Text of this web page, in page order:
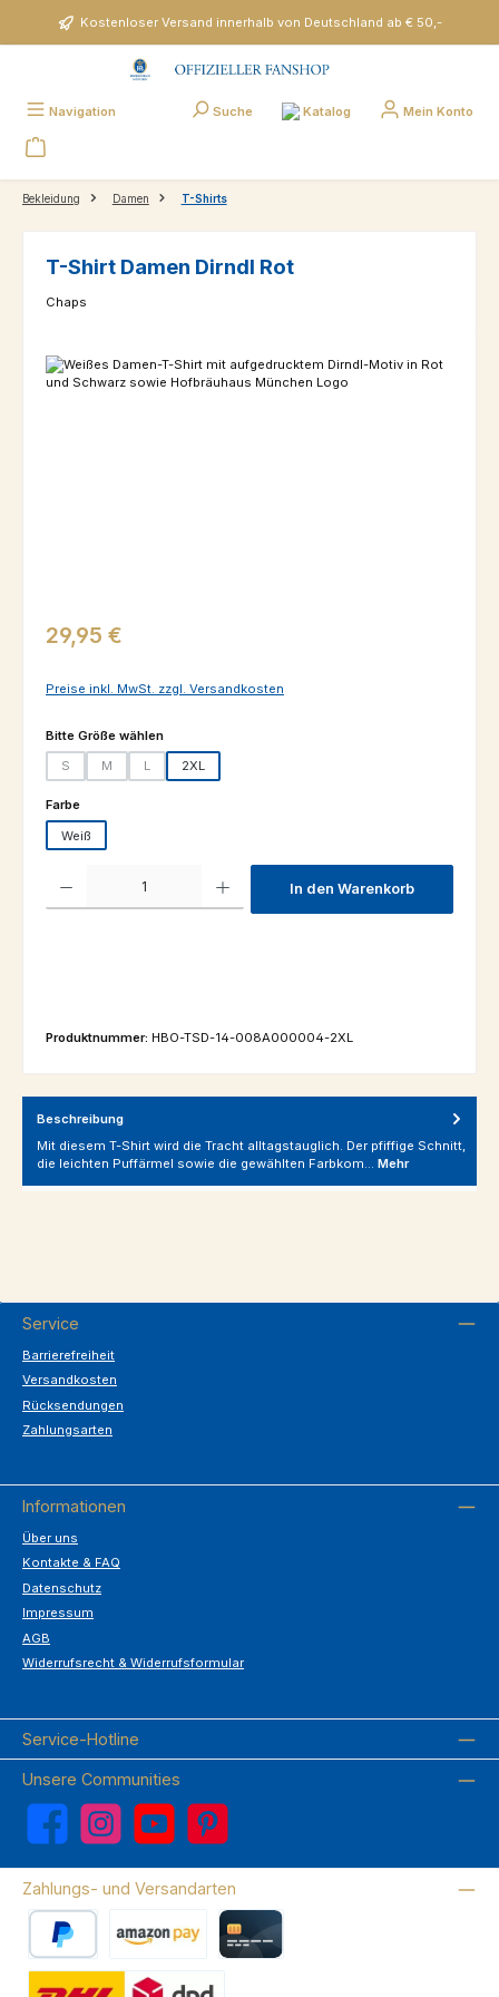
Zum Hauptinhalt springenKostenloser Versand innerhalb von Deutschland ab € 50,-
Navigation Suche Katalog Mein Konto
Bekleidung Damen T-Shirts
T-Shirt Damen Dirndl Rot
Chaps
Bildergalerie überspringen
Regulärer Preis:
29,95 €
Preise inkl. MwSt. zzgl. Versandkosten
Bitte Größe wählenauswählen
S M L 2XL
Farbeauswählen
Weiß
In den Warenkorb
Produktnummer: HBO-TSD-14-008A000004-2XL
Beschreibung
Mit diesem T-Shirt wird die Tracht alltagstauglich. Der pfiffige Schnitt,
die leichten Puffärmel sowie die gewählten Farbkom… Mehr
Service
Barrierefreiheit
Versandkosten
Rücksendungen
Zahlungsarten
Informationen
Über uns
Kontakte & FAQ
Datenschutz
Impressum
AGB
Widerrufsrecht & Widerrufsformular
Service-Hotline
Unsere Communities
Facebook Instagram YouTube Pinterest
Zahlungs- und Versandarten